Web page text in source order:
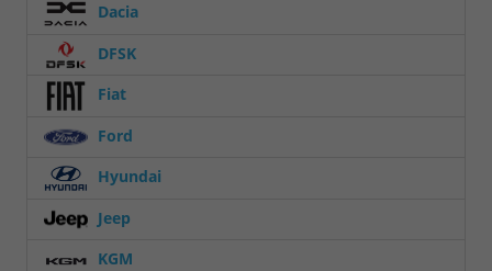
Dacia
DFSK
Fiat
Ford
Hyundai
Jeep
KGM